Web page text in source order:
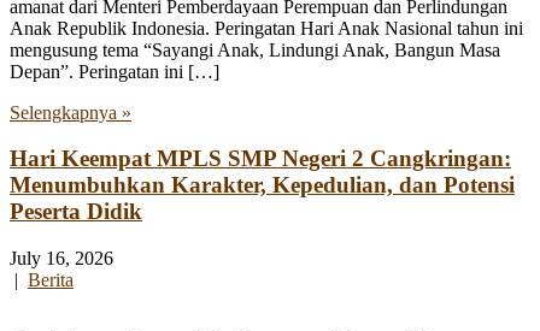
amanat dari Menteri Pemberdayaan Perempuan dan Perlindungan
Anak Republik Indonesia. Peringatan Hari Anak Nasional tahun ini
mengusung tema “Sayangi Anak, Lindungi Anak, Bangun Masa
Depan”. Peringatan ini […]
Selengkapnya »
Hari Keempat MPLS SMP Negeri 2 Cangkringan:
Menumbuhkan Karakter, Kepedulian, dan Potensi
Peserta Didik
July 16, 2026
| Berita